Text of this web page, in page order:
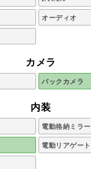
オーディオ
カメラ
バックカメラ
内装
電動格納ミラー
電動リアゲート